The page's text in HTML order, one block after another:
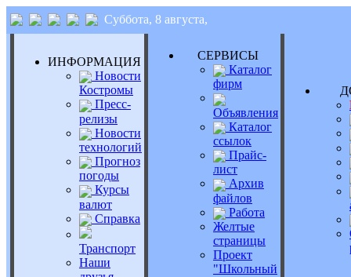
Суббота, 8 августа,
ИНФОРМАЦИЯ
Новости
Костромы
Пресс-
релизы
Новости
технологий
Прогноз
погоды
Курсы
валют
Справка
Транспорт
Наши
СЕРВИСЫ
Каталог
фирм
Объявления
Каталог
ссылок
Прайс-
лист
Архив
файлов
Работа
Желтые
страницы
Проект
"Школьный